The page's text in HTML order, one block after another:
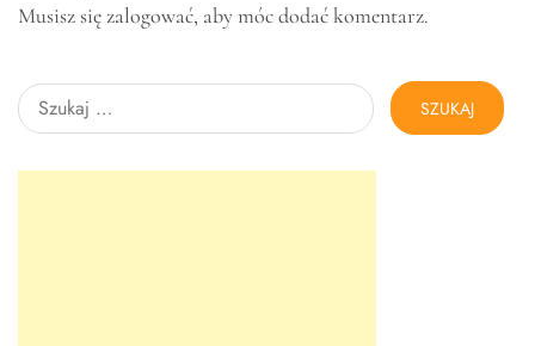
Musisz sięzalogować, aby móc dodać komentarz.
Szukaj: